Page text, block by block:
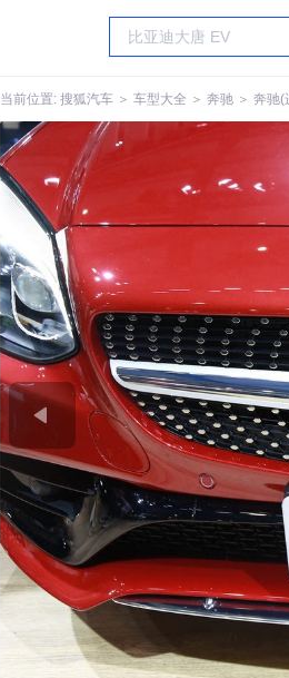
当前位置: 搜狐汽车 ＞ 车型大全 ＞ 奔驰 ＞ 奔驰(